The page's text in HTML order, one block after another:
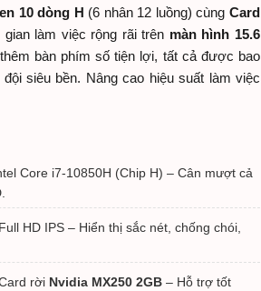
10 dòng H (6 nhân 12 luồng) cùngCard
làm việc rộng rãi trên màn hình 15.6
bàn phím số tiện lợi, tất cả được bao
siêu bền. Nâng cao hiệu suất làm việc
Core i7-10850H (Chip H) – Cân mượt cả
HD IPS – Hiển thị sắc nét, chống chói,
rời Nvidia MX250 2GB – Hỗ trợ tốt